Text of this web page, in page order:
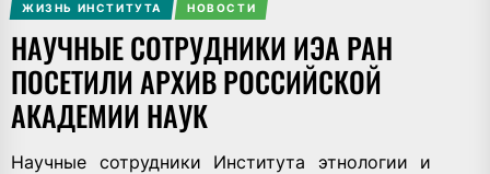
ЖИЗНЬ ИНСТИТУТА НОВОСТИ
НАУЧНЫЕ СОТРУДНИКИ ИЭА РАН
ПОСЕТИЛИ АРХИВ РОССИЙСКОЙ
АКАДЕМИИ НАУК
Научные сотрудники Института этнологии и